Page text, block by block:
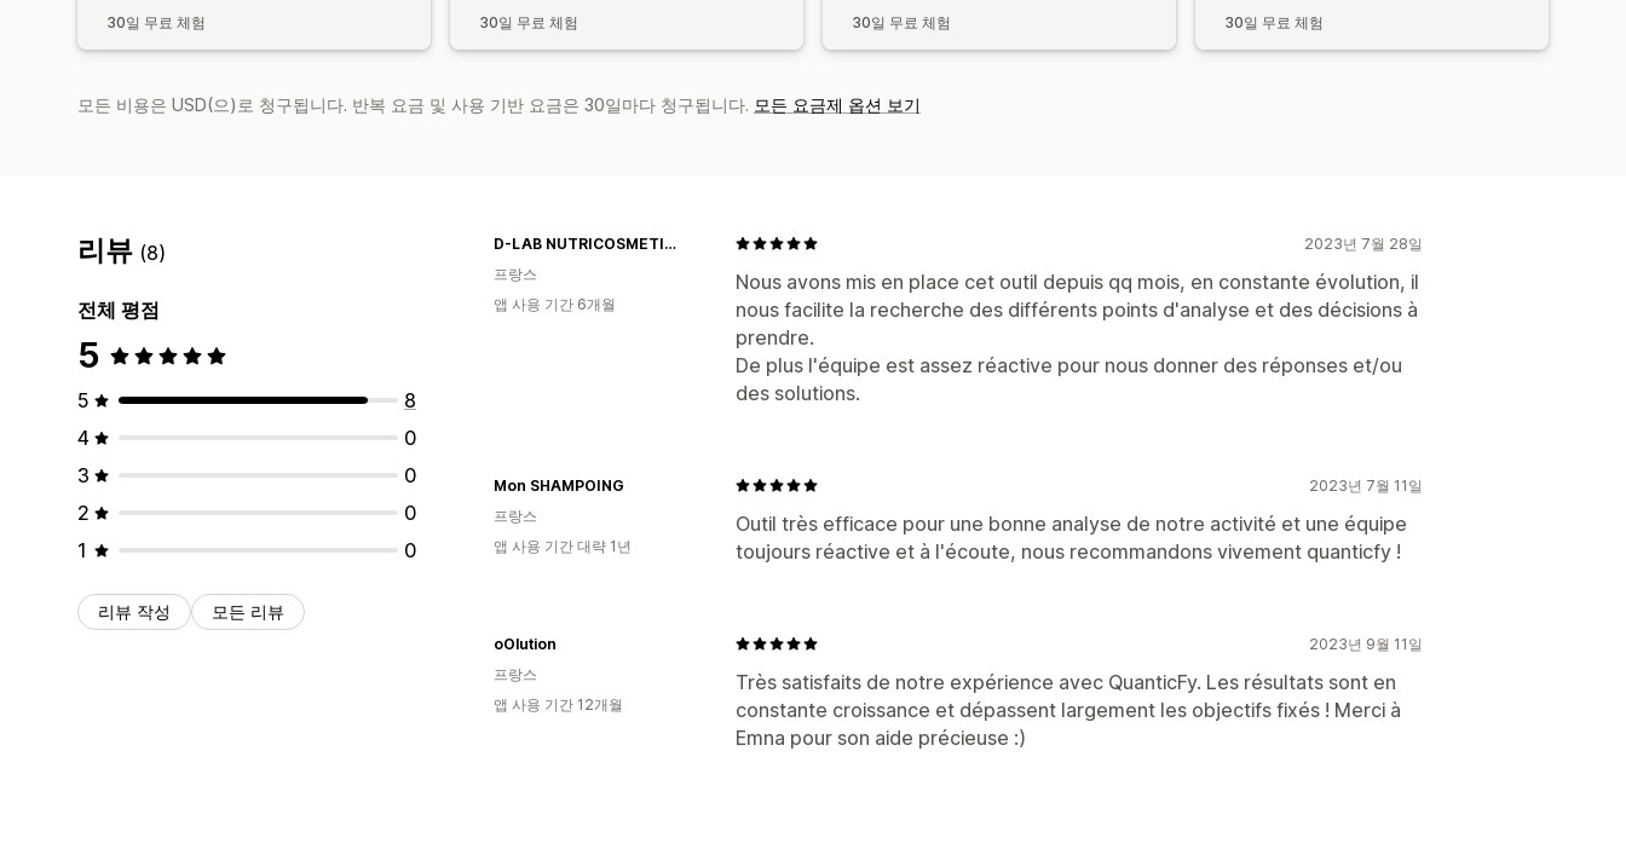
30일 무료 체험 30일 무료 체험 30일 무료 체험 30일 무료 체험
모든 비용은 USD(으)로 청구됩니다. 반복 요금 및 사용 기반 요금은 30일마다 청구됩니다. 모든 요금제 옵션 보기
리뷰 (8)
전체 평점
5
5
8
4
0
3
0
2
0
1
0
리뷰 작성 모든 리뷰
2023년 7월 28일
Nous avons mis en place cet outil depuis qq mois, en constante évolution, il
nous facilite la recherche des différents points d'analyse et des décisions à
prendre.
De plus l'équipe est assez réactive pour nous donner des réponses et/ou
des solutions.
D-LAB NUTRICOSMETICS
프랑스
앱 사용 기간 6개월
2023년 7월 11일
Outil très efficace pour une bonne analyse de notre activité et une équipe
toujours réactive et à l'écoute, nous recommandons vivement quanticfy !
Mon SHAMPOING
프랑스
앱 사용 기간 대략 1년
2023년 9월 11일
Très satisfaits de notre expérience avec QuanticFy. Les résultats sont en
constante croissance et dépassent largement les objectifs fixés ! Merci à
Emna pour son aide précieuse :)
oOlution
프랑스
앱 사용 기간 12개월